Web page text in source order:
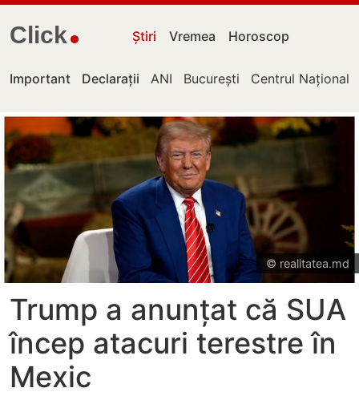
Click Știri Vremea Horoscop
Important Declarații ANI București Centrul Național
© realitatea.md
Trump a anunțat că SUA
încep atacuri terestre în
Mexic